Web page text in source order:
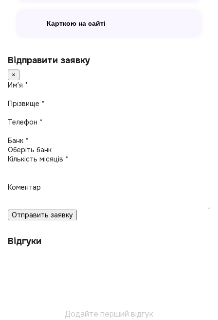
Карткою на сайті
Відправити заявку
×
Имʼя *
Прізвище *
Телефон *
Банк *
Кількість місяців *
Коментар
Отправить заявку
Відгуки
Додайте перший відгук